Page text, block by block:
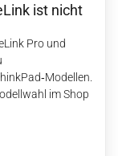
ist nicht
Pro und
im Shop